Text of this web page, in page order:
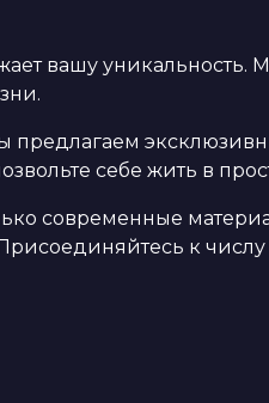
вашу
предлагаем
себе жить в
современные
к